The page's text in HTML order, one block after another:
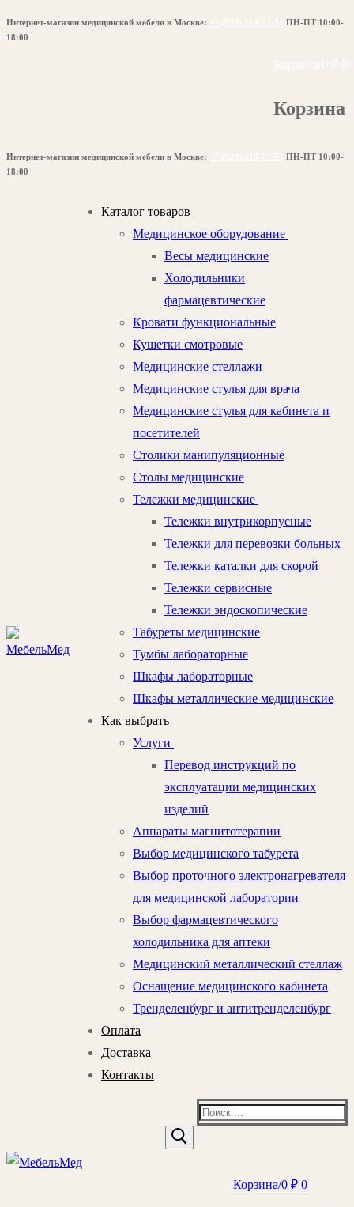
Перейти
к
Меню
Закрыть
Интернет-магазин медицинской мебели в Москве:
ПН-ПТ 10:00-
18:00
Корзина
Интернет-магазин медицинской мебели в Москве:
ПН-ПТ 10:00-
18:00
Каталог товаров
Медицинское оборудование
Весы медицинские
Холодильники
фармацевтические
Кровати функциональные
Кушетки смотровые
Медицинские стеллажи
Медицинские стулья для врача
Медицинские стулья для кабинета и
посетителей
Столики манипуляционные
Столы медицинские
Тележки медицинские
Тележки внутрикорпусные
Тележки для перевозки больных
Тележки каталки для скорой
Тележки сервисные
Тележки эндоскопические
Табуреты медицинские
Тумбы лабораторные
Шкафы лабораторные
Шкафы металлические медицинские
Как выбрать
Услуги
Перевод инструкций по
эксплуатации медицинских
изделий
Аппараты магнитотерапии
Выбор медицинского табурета
Выбор проточного электронагревателя
для медицинской лаборатории
Выбор фармацевтического
холодильника для аптеки
Медицинский металлический стеллаж
Оснащение медицинского кабинета
Тренделенбург и антитренделенбург
Оплата
Доставка
Контакты
Найти:
Корзина/0 ₽ 0